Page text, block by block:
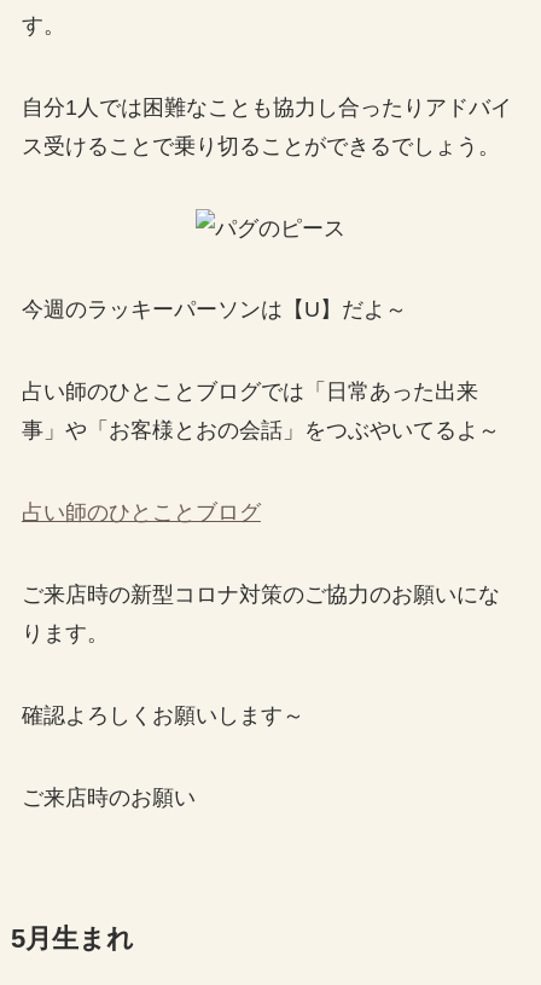
す。
自分1人では困難なことも協力し合ったりアドバイ
ス受けることで乗り切ることができるでしょう。
今週のラッキーパーソンは【U】だよ～
占い師のひとことブログでは「日常あった出来
事」や「お客様とおの会話」をつぶやいてるよ～
占い師のひとことブログ
ご来店時の新型コロナ対策のご協力のお願いにな
ります。
確認よろしくお願いします～
ご来店時のお願い
5月生まれ